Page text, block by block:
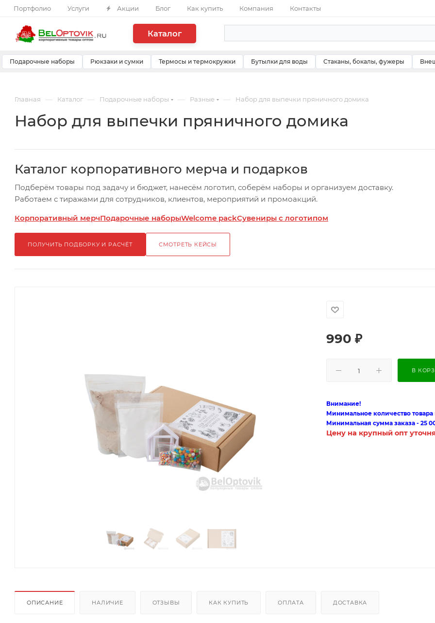
Портфолио Услуги Акции Блог Как купить Компания Контакты
Каталог
Подарочные наборы Рюкзаки и сумки Термосы и термокружки Бутылки для воды Стаканы, бокалы, фужеры
Главная — Каталог — Подарочные наборы — Разные — Набор для выпечки пряничного домика
Набор для выпечки пряничного домика
Каталог корпоративного мерча и подарков
Подберём товары под задачу и бюджет, нанесём логотип, соберём наборы и организуем доставку.
Работаем с тиражами для сотрудников, клиентов, мероприятий и промоакций.
Корпоративный мерчПодарочные наборыWelcome packСувениры с логотипом
ПОЛУЧИТЬ ПОДБОРКУ И РАСЧЁТ СМОТРЕТЬ КЕЙСЫ
990 ₽
В
Внимание!
Минимальное количество товара
Минимальная сумма заказа - 25
Цену на крупный опт
ОПИСАНИЕ НАЛИЧИЕ ОТЗЫВЫ КАК КУПИТЬ ОПЛАТА ДОСТАВКА